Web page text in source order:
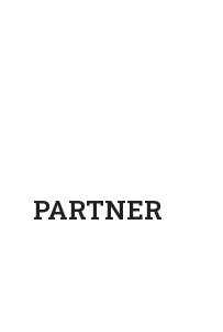
PARTNER